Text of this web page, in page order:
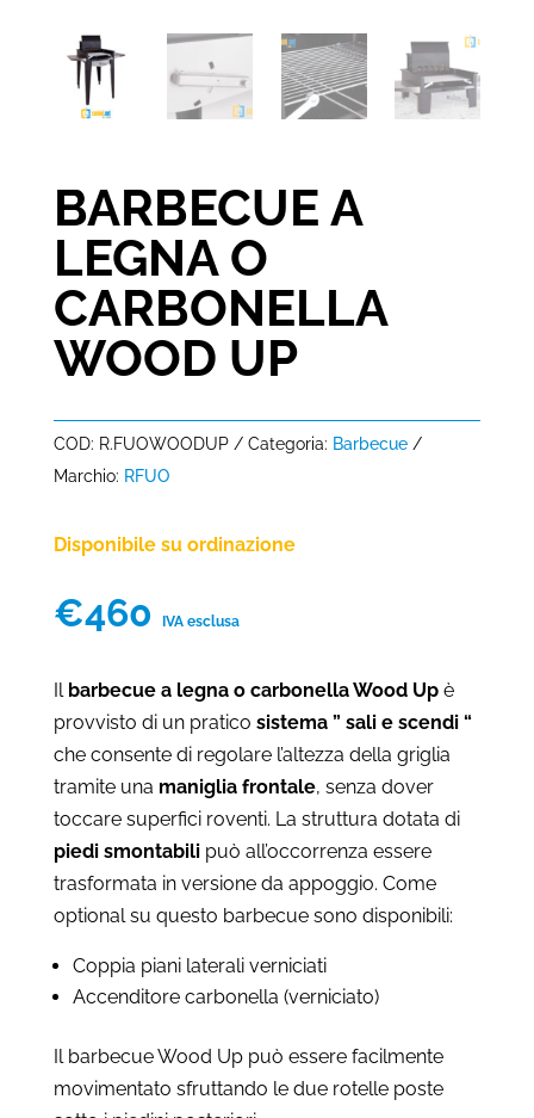
BARBECUE A
LEGNA O
CARBONELLA
WOOD UP
COD: R.FUOWOODUP Categoria: Barbecue
Marchio: RFUO
Disponibile su ordinazione
€460 IVA esclusa
Ilbarbecue a legna o carbonella Wood Upè
provvisto di un pratico sistema ” sali e scendi “
che consente di regolare l’altezza della griglia
tramite una maniglia frontale, senza dover
toccare superfici roventi. La struttura dotata di
piedi smontabilipuò all’occorrenza essere
trasformata in versione da appoggio. Come
optional su questo barbecue sono disponibili:
Coppia piani laterali verniciati
Accenditore carbonella (verniciato)
Il barbecue Wood Up può essere facilmente
movimentato sfruttando le due rotelle poste